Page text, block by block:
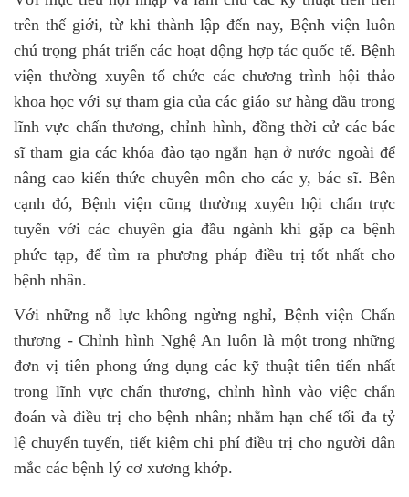
trên thế giới, từ khi thành lập đến nay, Bệnh viện luôn
chú trọng phát triển các hoạt động hợp tác quốc tế. Bệnh
viện thường xuyên tổ chức các chương trình hội thảo
khoa học với sự tham gia của các giáo sư hàng đầu trong
lĩnh vực chấn thương, chỉnh hình, đồng thời cử các bác
sĩ tham gia các khóa đào tạo ngắn hạn ở nước ngoài để
nâng cao kiến thức chuyên môn cho các y, bác sĩ. Bên
cạnh đó, Bệnh viện cũng thường xuyên hội chẩn trực
tuyến với các chuyên gia đầu ngành khi gặp ca bệnh
phức tạp, để tìm ra phương pháp điều trị tốt nhất cho
bệnh nhân.
Với những nỗ lực không ngừng nghỉ, Bệnh viện Chấn
thương - Chỉnh hình Nghệ An luôn là một trong những
đơn vị tiên phong ứng dụng các kỹ thuật tiên tiến nhất
trong lĩnh vực chấn thương, chỉnh hình vào việc chẩn
đoán và điều trị cho bệnh nhân; nhằm hạn chế tối đa tỷ
lệ chuyển tuyến, tiết kiệm chi phí điều trị cho người dân
mắc các bệnh lý cơ xương khớp.